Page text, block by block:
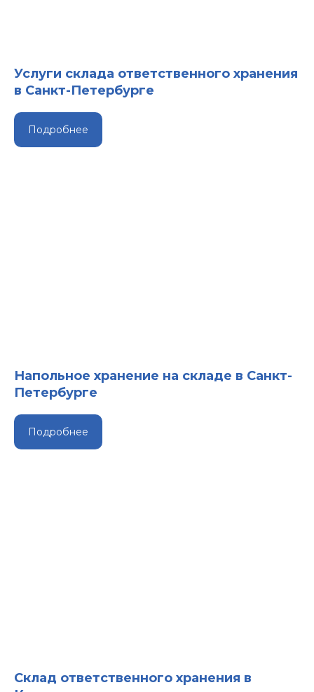
Услуги склада ответственного хранения
в Санкт-Петербурге
Подробнее
Напольное хранение на складе в Санкт-
Петербурге
Подробнее
Склад ответственного хранения в